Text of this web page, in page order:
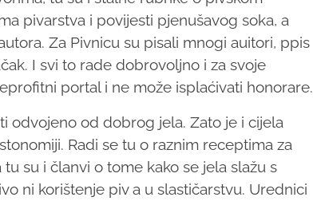
pivarstva i povijesti pjenušavog soka, a
Za Pivnicu su pisali mnogi auitori, ppis
I svi to rade dobrovoljno i za svoje
portal i ne može isplaćivati honorare.
odvojeno od dobrog jela. Zato je i cijela
Radi se tu o raznim receptima za
su i članvi o tome kako se jela slažu s
ni korištenje piv a u slastičarstvu. Urednici